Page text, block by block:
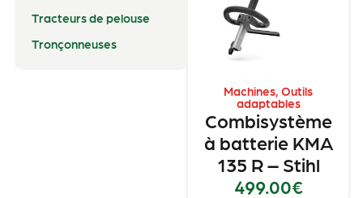
Tracteurs de pelouse
Tronçonneuses
Machines,Outils
adaptables
Combisystème
à batterie KMA
135 R – Stihl
499.00€